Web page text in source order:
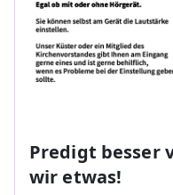
Predigt besser
wir etwas!